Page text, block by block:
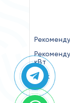
кВт
Пуск